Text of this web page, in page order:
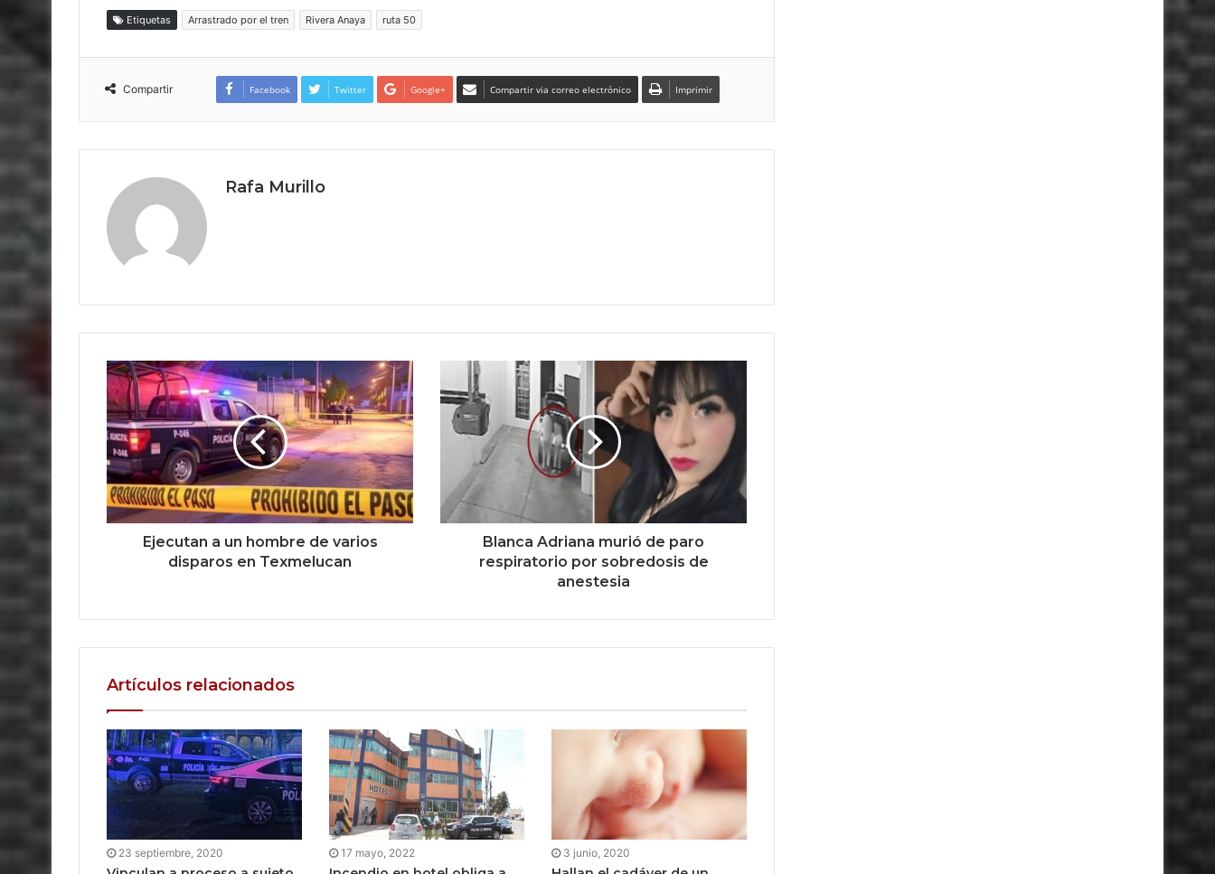
Etiquetas Arrastrado por el tren Rivera Anaya ruta 50
Compartir Facebook Twitter Google+ Compartir via correo electrónico Imprimir
Rafa Murillo
Ejecutan a un hombre de varios
disparos en Texmelucan
Blanca Adriana murió de paro
respiratorio por sobredosis de
anestesia
Artículos relacionados
23 septiembre, 2020 17 mayo, 2022 3 junio, 2020